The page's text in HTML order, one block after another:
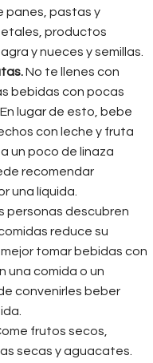
panes, pastas y
productos
y nueces y semillas.
No te llenes con
bebidas con pocas
lugar de esto, bebe
con leche y fruta
un poco de linaza
recomendar
una líquida.
personas descubren
reduce su
tomar bebidas con
una comida o un
convenirles beber
frutos secos,
secas y aguacates.